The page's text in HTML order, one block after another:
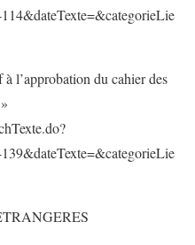
l’approbation du cahier des